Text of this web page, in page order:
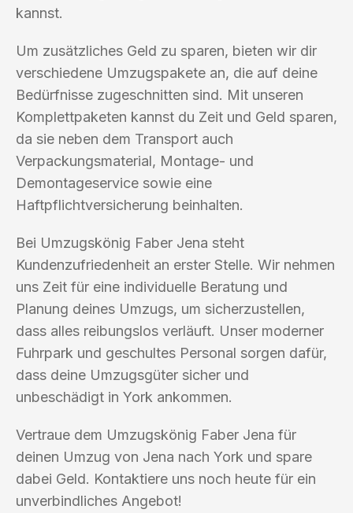
kannst.
Um zusätzliches Geld zu sparen, bieten wir dir
verschiedene Umzugspakete an, die auf deine
Bedürfnisse zugeschnitten sind. Mit unseren
Komplettpaketen kannst du Zeit und Geld sparen,
da sie neben dem Transport auch
Verpackungsmaterial, Montage- und
Demontageservice sowie eine
Haftpflichtversicherung beinhalten.
Bei Umzugskönig Faber Jena steht
Kundenzufriedenheit an erster Stelle. Wir nehmen
uns Zeit für eine individuelle Beratung und
Planung deines Umzugs, um sicherzustellen,
dass alles reibungslos verläuft. Unser moderner
Fuhrpark und geschultes Personal sorgen dafür,
dass deine Umzugsgüter sicher und
unbeschädigt in York ankommen.
Vertraue dem Umzugskönig Faber Jena für
deinen Umzug von Jena nach York und spare
dabei Geld. Kontaktiere uns noch heute für ein
unverbindliches Angebot!